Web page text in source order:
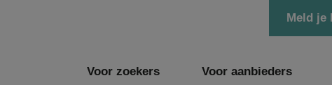
Meld je
Voor zoekers Voor aanbieders